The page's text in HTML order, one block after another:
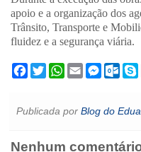
apoio e a organização dos
Trânsito, Transporte e
fluidez e a segurança viária.
F
a
b
k
T
w
t
W
h
s
p
E
m
l
M
e
e
e
O
u
o
.
Publicada por Blog do
Nenhum